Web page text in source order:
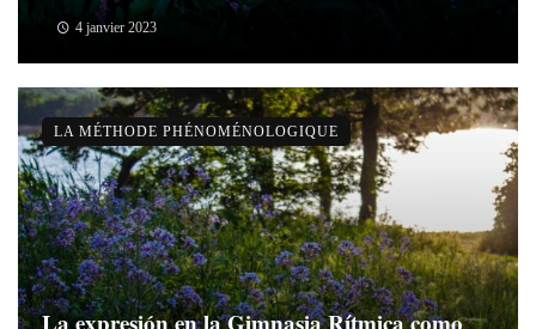
4 janvier 2023
La expresión en la Gimnasia Rítmica como
LA MÉTHODE PHÉNOMÉNOLOGIQUE